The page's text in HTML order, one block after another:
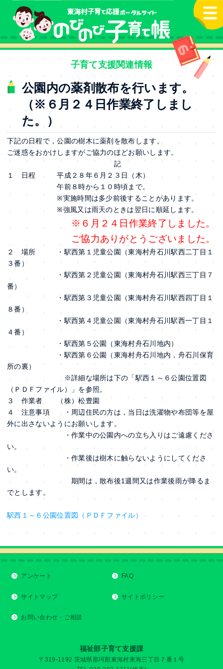
本文へ
子育て支援関連情報
公園内の薬剤散布を行います。
（※６月２４日作業終了しまし
た。）
下記の日程で，公園の樹木に薬剤を散布します。
ご迷惑をおかけしますがご協力のほどお願いします。
記
１ 日程 平成２８年６月２３日（木）
午前８時から１０時頃まで。
※実施時間は多少前後することがあります。
※強風又は雨天のときは翌日に順延します。
※６月２４日作業終了しました。
ご協力ありがとうございました。
２ 場所 ・駅西第１児童公園（東海村舟石川駅西二丁目１
３番）
・駅西第２児童公園（東海村舟石川駅西三丁目７
番）
・駅西第３児童公園（東海村舟石川駅西四丁目１
８番）
・駅西第４児童公園（東海村舟石川駅西一丁目１
４番）
・駅西第５公園（東海村舟石川地内）
・駅西第６公園（東海村舟石川地内，舟石川保育
所の裏）
※詳細な場所は下の「駅西１～６公園位置図
（ＰＤＦファイル）」を参照。
３ 作業者 （株）松豊園
４ 注意事項 ・周辺住民の方は，当日は洗濯物や布団等を屋
外に出さないようにお願いします。
・作業中の公園内への立ち入りはご遠慮くださ
い。
・作業後は樹木に触らないようにしてくださ
い。
期間は，散布後1週間又は作業後雨が降るま
でとします。
駅西１～６公園位置図（ＰＤＦファイル）
アンケート FAQ
サイトマップ サイトポリシー
お問い合わせ・ご相談
福祉部子育て支援課
〒319-1192 茨城県那珂郡東海村東海三丁目７番１号